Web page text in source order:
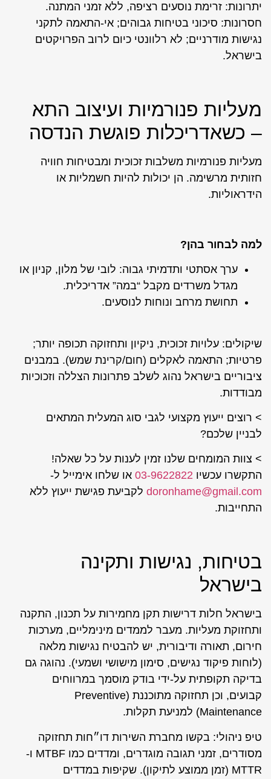
יתרונות: זרימת נוסעים רציפה, ללא זמני המתנה.
חסרונות: סיכוני בטיחות גבוהים; אי-התאמה לתקני
נגישות מודרניים; לא רלוונטי כיום לרוב הפרויקטים
בישראל.
מעליות פנורמיות ועיצוב התא
– כשאדריכלות פוגשת הנדסה
מעליות פנורמיות משלבות זכוכית ומבטיחות חוויה
חזותית מרשימה. הן יכולות להיות חשמליות או
הידראוליות.
למה לבחור בהן?
ערך אסתטי ותדמיתי גבוה: לובי של מלון, קניון או
מגדל משרדים מקבל “במה” אדריכלית.
תחושת מרחב ונוחות לנוסעים.
שיקולים: עלויות זכוכית, ניקיון ותחזוקה תכופה יותר;
פרטיות; התאמה לאקלים (חום/קרינת שמש). במבנים
ציבוריים בישראל נהוג לשלב פתרונות הצללה וזכוכיות
מבודדות.
> רוצים ייעוץ מקצועי לגבי סוג המעלית המתאים
לבניין שלכם?
> צוות המומחים שלנו זמין לענות על כל שאלה!
התקשרו עכשיו 03-9622822 או שלחו אימייל ל-
doronhame@gmail.com לקביעת פגישת ייעוץ ללא
התחייבות.
בטיחות, נגישות ותקינה
בישראל
בישראל חלות דרישות תקן מחמירות על תכנון, התקנה
ותחזוקת מעליות. מעבר לממדים מינימליים, מערכות
חירום, תאורה ודיבורית, יש להבטיח נגישות מלאה
(לוחות פיקוד נגישים, סימון מישושי ושמעי). נהוגה גם
בדיקה תקופתית על-ידי בודק מוסמך במרווחים
קבועים, וכן תחזוקה מתוכננת (Preventive
Maintenance) למניעת תקלות.
טיפ ניהולי: בקשו מחברת השירות דו״חות תחזוקה
מסודרים, זמני תגובה מוגדרים, ומדדים כמו MTBF ו-
MTTR (זמן ממוצע לתיקון). שקיפות במדדים